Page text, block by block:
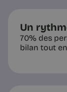
cet article.
Un
70% des
bilan tout